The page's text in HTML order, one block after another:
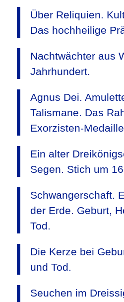
Über Reliquien.
Das hochheilige
Nachtwächter aus
Jahrhundert.
Agnus Dei.
Talismane. Das
Exorzisten-
Ein alter
Segen. Stich um
Schwangerschaft.
der Erde. Geburt,
Tod.
Die Kerze bei
und Tod.
Seuchen im